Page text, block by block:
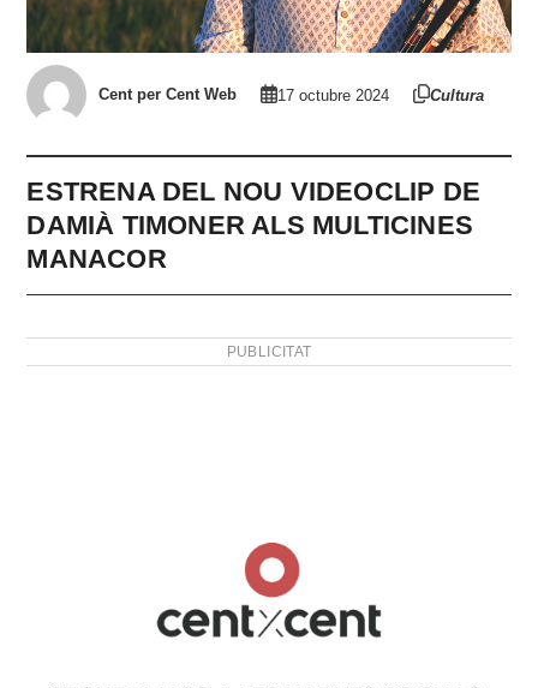
Cent per Cent Web 17 octubre 2024 Cultura
ESTRENA DEL NOU VIDEOCLIP DE
DAMIÀ TIMONER ALS MULTICINES
MANACOR
PUBLICITAT